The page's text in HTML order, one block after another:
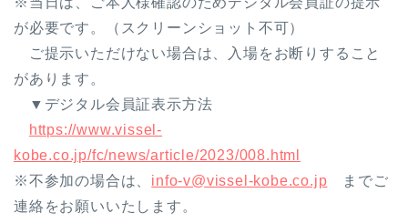
が必要です。（スクリーンショット不可）
ご提示いただけない場合は、入場をお断りすること
があります。
▼デジタル会員証表示方法
https://www.vissel-
kobe.co.jp/fc/news/article/2023/008.html
※不参加の場合は、 info-v@vissel-kobe.co.jp までご
連絡をお願いいたします。